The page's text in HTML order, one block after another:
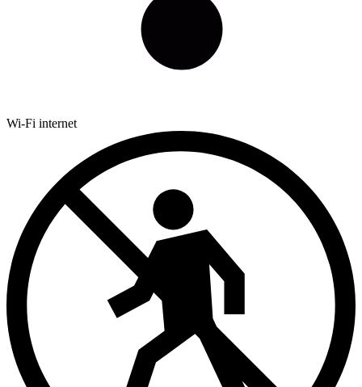
Wi-Fi internet